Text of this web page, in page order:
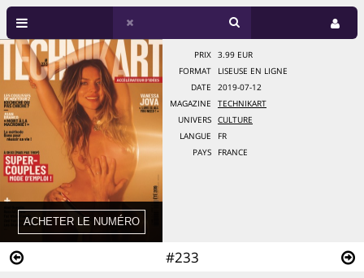
#233
PRIX
3.99 EUR
FORMAT
LISEUSE EN LIGNE
DATE
2019-07-12
MAGAZINE
TECHNIKART
UNIVERS
CULTURE
LANGUE
FR
PAYS
FRANCE